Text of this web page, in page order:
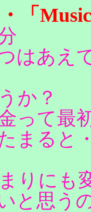
「
はあえ
か？
って最
まると
りにも
と思う